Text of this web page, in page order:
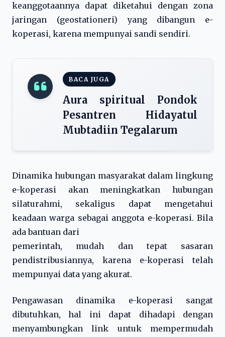
keanggotaannya dapat diketahui dengan zona
jaringan (geostationeri) yang dibangun e-
koperasi, karena mempunyai sandi sendiri.
BACA JUGA
Aura spiritual Pondok
Pesantren Hidayatul
Mubtadiin Tegalarum
Dinamika hubungan masyarakat dalam lingkung
e-koperasi akan meningkatkan hubungan
silaturahmi, sekaligus dapat mengetahui
keadaan warga sebagai anggota e-koperasi. Bila
ada bantuan dari
pemerintah, mudah dan tepat sasaran
pendistribusiannya, karena e-koperasi telah
mempunyai data yang akurat.
Pengawasan dinamika e-koperasi sangat
dibutuhkan, hal ini dapat dihadapi dengan
menyambungkan link untuk mempermudah